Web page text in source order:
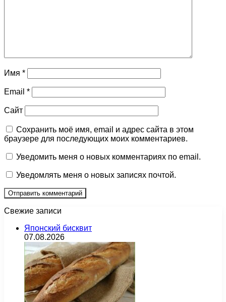
Имя *
Email *
Сайт
Сохранить моё имя, email и адрес сайта в этом
браузере для последующих моих комментариев.
Уведомить меня о новых комментариях по email.
Уведомлять меня о новых записях почтой.
Свежие записи
Японский бисквит
07.08.2026